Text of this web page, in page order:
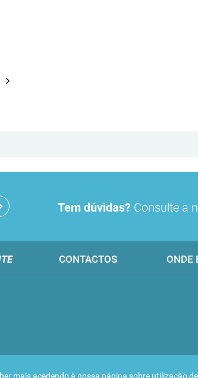
mais acedendo à nossa página sobre utilização de
Tem dúvidas? Consulte a
CONTACTOS ONDE